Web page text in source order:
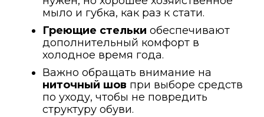
мыло и губка, как раз к стати.
Греющие стельки обеспечивают
дополнительный комфорт в
холодное время года.
Важно обращать внимание на
ниточный шов при выборе средств
по уходу, чтобы не повредить
структуру обуви.